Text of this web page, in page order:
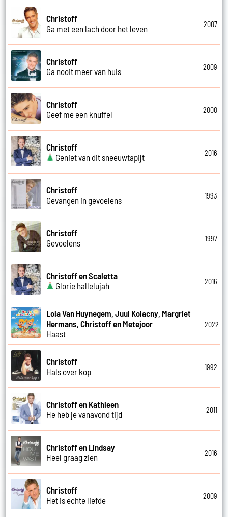
Christoff
Ga met een lach door het leven
2007
Christoff
Ga nooit meer van huis
2009
Christoff
Geef me een knuffel
2000
Christoff
Geniet van dit sneeuwtapijt
2016
Christoff
Gevangen in gevoelens
1993
Christoff
Gevoelens
1997
Christoff en Scaletta
Glorie hallelujah
2016
Lola Van Huynegem, Juul Kolacny, Margriet
Hermans, Christoff en Metejoor
Haast
2022
Christoff
Hals over kop
1992
Christoff en Kathleen
He heb je vanavond tijd
2011
Christoff en Lindsay
Heel graag zien
2016
Christoff
Het is echte liefde
2009